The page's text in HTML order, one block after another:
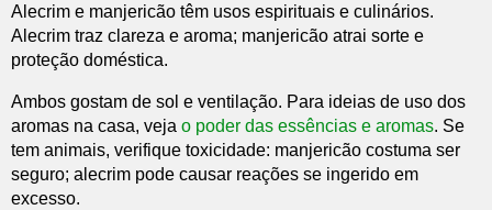
Alecrim e manjericão têm usos espirituais e culinários.
Alecrim traz clareza e aroma; manjericão atrai sorte e
proteção doméstica.
Ambos gostam de sol e ventilação. Para ideias de uso dos
aromas na casa, veja o poder das essências e aromas. Se
tem animais, verifique toxicidade: manjericão costuma ser
seguro; alecrim pode causar reações se ingerido em
excesso.